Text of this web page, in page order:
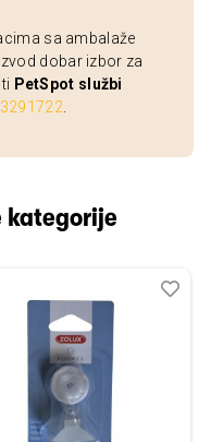
sa ambalaže
dobar izbor za
PetSpot službi
kategorije